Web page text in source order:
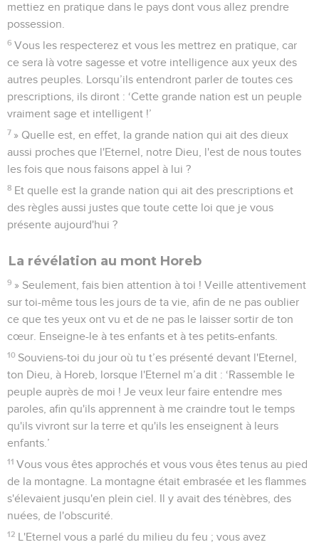
mettiez en pratique dans le pays dont vous allez prendre
possession.
6 Vous les respecterez et vous les mettrez en pratique, car
ce sera là votre sagesse et votre intelligence aux yeux des
autres peuples. Lorsqu’ils entendront parler de toutes ces
prescriptions, ils diront : ‘Cette grande nation est un peuple
vraiment sage et intelligent !’
7 » Quelle est, en effet, la grande nation qui ait des dieux
aussi proches que l'Eternel, notre Dieu, l'est de nous toutes
les fois que nous faisons appel à lui ?
8 Et quelle est la grande nation qui ait des prescriptions et
des règles aussi justes que toute cette loi que je vous
présente aujourd'hui ?
La révélation au mont Horeb
9 » Seulement, fais bien attention à toi ! Veille attentivement
sur toi-même tous les jours de ta vie, afin de ne pas oublier
ce que tes yeux ont vu et de ne pas le laisser sortir de ton
cœur. Enseigne-le à tes enfants et à tes petits-enfants.
10 Souviens-toi du jour où tu t’es présenté devant l'Eternel,
ton Dieu, à Horeb, lorsque l'Eternel m’a dit : ‘Rassemble le
peuple auprès de moi ! Je veux leur faire entendre mes
paroles, afin qu'ils apprennent à me craindre tout le temps
qu'ils vivront sur la terre et qu'ils les enseignent à leurs
enfants.’
11 Vous vous êtes approchés et vous vous êtes tenus au pied
de la montagne. La montagne était embrasée et les flammes
s'élevaient jusqu'en plein ciel. Il y avait des ténèbres, des
nuées, de l'obscurité.
12 L'Eternel vous a parlé du milieu du feu ; vous avez